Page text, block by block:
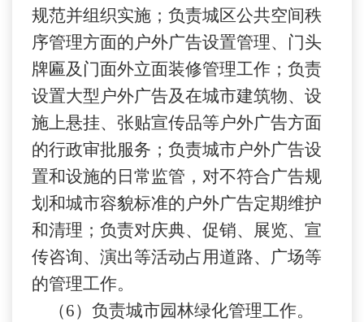
规范并组织实施；负责城区公共空间秩
序管理方面的户外广告设置管理、门头
牌匾及门面外立面装修管理工作；负责
设置大型户外广告及在城市建筑物、设
施上悬挂、张贴宣传品等户外广告方面
的行政审批服务；负责城市户外广告设
置和设施的日常监管，对不符合广告规
划和城市容貌标准的户外广告定期维护
和清理；负责对庆典、促销、展览、宣
传咨询、演出等活动占用道路、广场等
的管理工作。
（6）负责城市园林绿化管理工作。